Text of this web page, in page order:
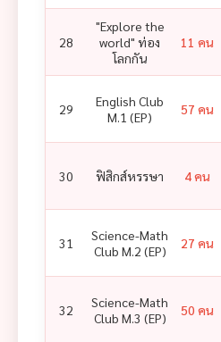
28
"Explore the
world" ท่อง
โลกกัน
11 คน
29
English Club
M.1 (EP)
57 คน
30 ฟิสิกส์หรรษา 4 คน
31
Science-Math
Club M.2 (EP)
27 คน
32
Science-Math
Club M.3 (EP)
50 คน